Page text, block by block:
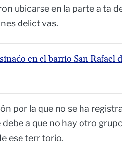
ubicarse en la parte alta
delictivas.
en el barrio San Rafael
por la que no se ha
debe a que no hay otro
ese territorio.